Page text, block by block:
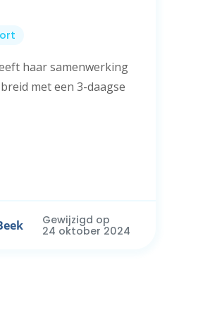
haar samenwerking
met een 3-daagse
Gewijzigd op
24 oktober 2024